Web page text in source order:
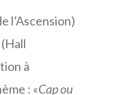
l’Ascension)
à
: «Cap ou